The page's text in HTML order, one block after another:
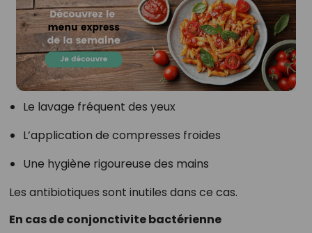
Le lavage fréquent des yeux
L’application de compresses froides
Une hygiène rigoureuse des mains
Les antibiotiques sont inutiles dans ce cas.
En cas de conjonctivite bactérienne